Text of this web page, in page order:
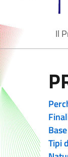
Il
Tipi